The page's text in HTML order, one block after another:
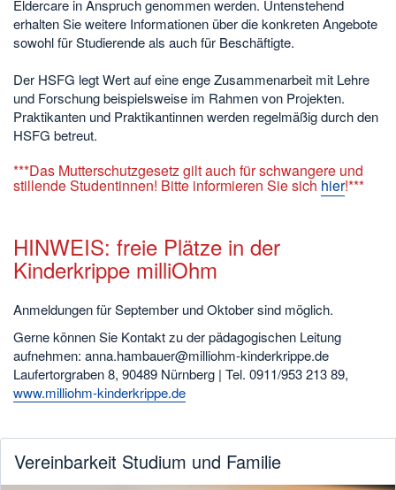
Eldercare in Anspruch genommen werden. Untenstehend
erhalten Sie weitere Informationen über die konkreten Angebote
sowohl für Studierende als auch für Beschäftigte.
Der HSFG legt Wert auf eine enge Zusammenarbeit mit Lehre
und Forschung beispielsweise im Rahmen von Projekten.
Praktikanten und Praktikantinnen werden regelmäßig durch den
HSFG betreut.
***Das Mutterschutzgesetz gilt auch für schwangere und
stillende Studentinnen! Bitte informieren Sie sich hier!***
HINWEIS: freie Plätze in der
Kinderkrippe milliOhm
Anmeldungen für September und Oktober sind möglich.
Gerne können Sie Kontakt zu der pädagogischen Leitung
aufnehmen: anna.hambauer@milliohm-kinderkrippe.de
Laufertorgraben 8, 90489 Nürnberg | Tel. 0911/953 213 89,
www.milliohm-kinderkrippe.de
Vereinbarkeit Studium und Familie